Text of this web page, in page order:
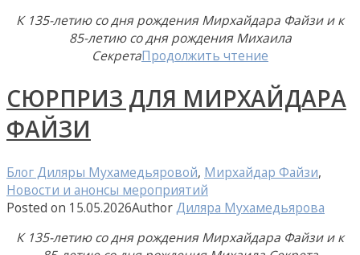
К 135-летию со дня рождения Мирхайдара Файзи и к
85-летию со дня рождения Михаила
СекретаПродолжить чтение
СЮРПРИЗ ДЛЯ МИРХАЙДАРА
ФАЙЗИ
Блог Диляры Мухамедьяровой, Мирхайдар Файзи,
Новости и анонсы мероприятий
Posted on 15.05.2026AuthorДиляра Мухамедьярова
К 135-летию со дня рождения Мирхайдара Файзи и к